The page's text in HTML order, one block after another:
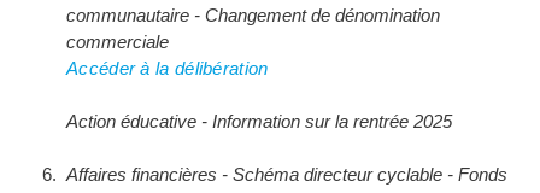
communautaire - Changement de dénomination
commerciale
Accéder à la délibération
Action éducative - Information sur la rentrée 2025
Affaires financières - Schéma directeur cyclable - Fonds